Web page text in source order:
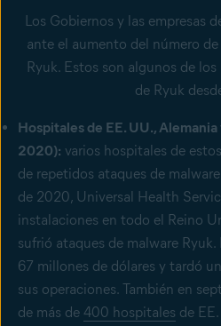
Los Gobiernos y las empresas
ante el aumento del número
Ryuk. Estos son algunos de
de Ryuk
Hospitales de EE. UU.,
2020): varios hospitales de
de repetidos ataques de
de 2020, Universal Health
instalaciones en todo el Reino
sufrió ataques de malware
67 millones de dólares y tardó
sus operaciones. También en
de más de 400 hospitales de